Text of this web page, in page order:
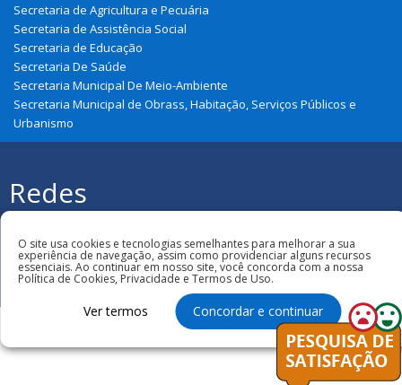
Secretaria de Agricultura e Pecuária
Secretaria de Assistência Social
Secretaria de Educação
Secretaria De Saúde
Secretaria Municipal De Meio-Ambiente
Secretaria Municipal de Obrass, Habitação, Serviços Públicos e
Urbanismo
Redes
Sociais
O site usa cookies e tecnologias semelhantes para melhorar a sua
experiência de navegação, assim como providenciar alguns recursos
essenciais. Ao continuar em nosso site, você concorda com a nossa
Política de Cookies, Privacidade e Termos de Uso.
Ver termos Concordar e continuar